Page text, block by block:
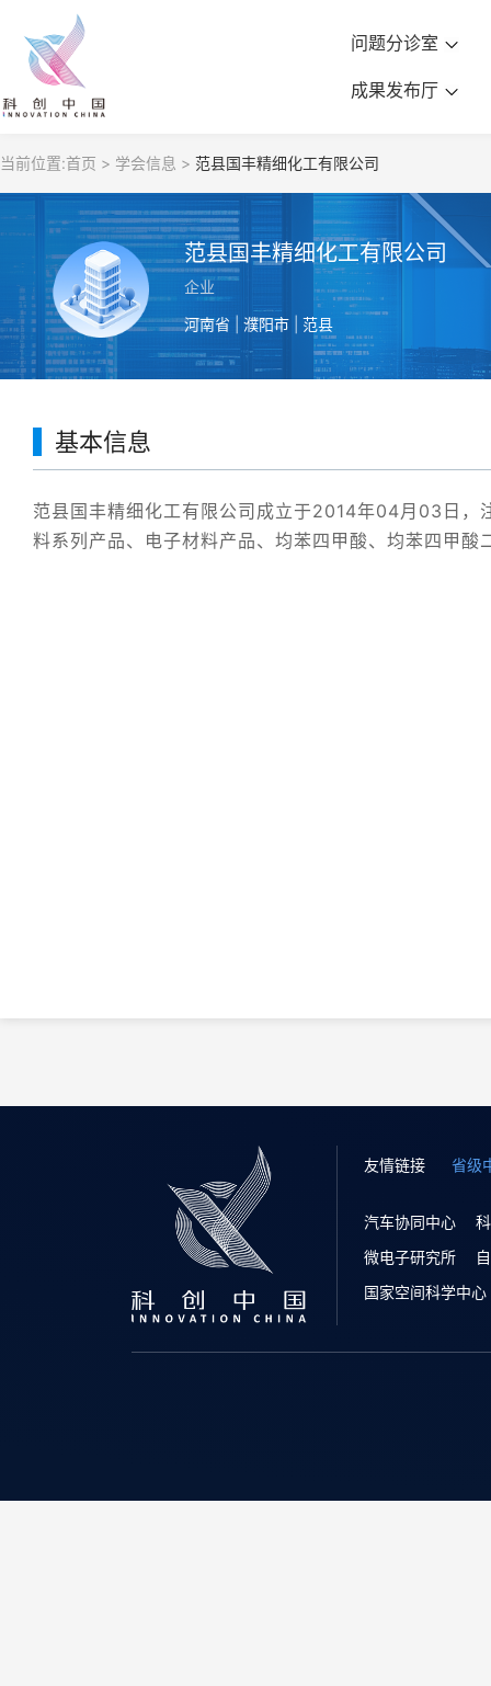
问题分诊室
成果发布厅
当前位置:首页 > 学会信息 > 范县国丰精细化工有限公司
范县国丰精细化工有限公司
企业
河南省 | 濮阳市 | 范县
基本信息
范县国丰精细化工有限公司成立于2014年04月03日，
料系列产品、电子材料产品、均苯四甲酸、均苯四甲
友情链接 省级
汽车协同中心
微电子研究所
国家空间科学中心